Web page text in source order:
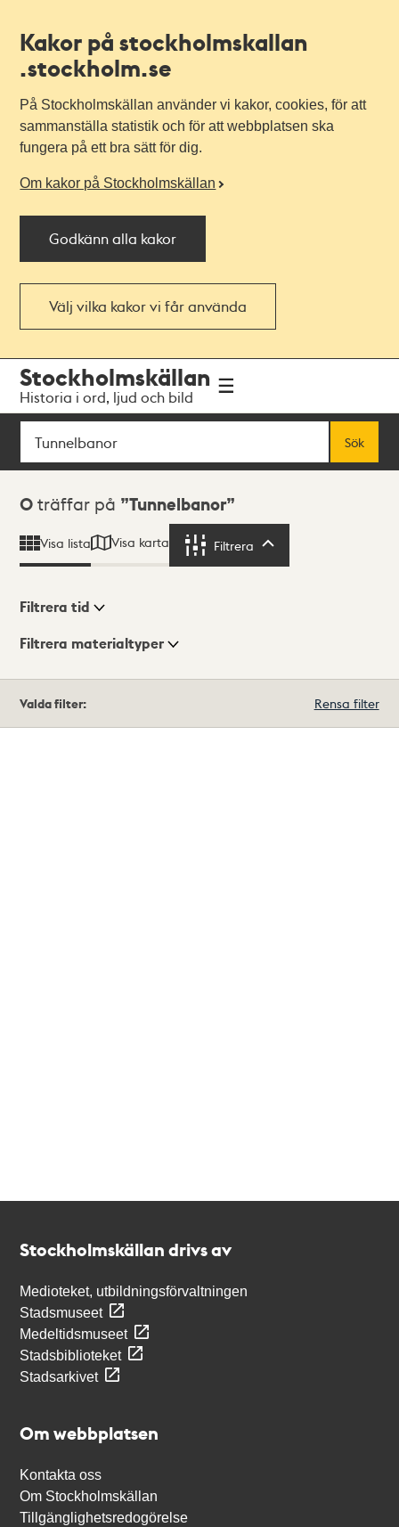
Kakor på stockholmskallan
.stockholm.se
På Stockholmskällan använder vi kakor, cookies, för att
sammanställa statistik och för att webbplatsen ska
fungera på ett bra sätt för dig.
Om kakor på Stockholmskällan
Godkänn alla kakor
Välj vilka kakor vi får använda
navigationen
huvudinnehållet
Stockholmskällan
Historia i ord, ljud och bild
Sök
Sök
Sökresultat
0 träffar på Tunnelbanor
Visa lista Visa karta Filtrera
Visningsläge
Filtrera tid
Filtrera materialtyper
träffar
Valda filter: Rensa filter
Stockholmskällan drivs av
Medioteket, utbildningsförvaltningen
Stadsmuseet
Medeltidsmuseet
Stadsbiblioteket
Stadsarkivet
Om webbplatsen
Kontakta oss
Om Stockholmskällan
Tillgänglighetsredogörelse